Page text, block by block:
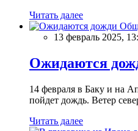
Читать далее
13 февраль 2025,
Ожидаются
14 февраля в Баку и на
пойдет дождь. Ветер
Читать далее